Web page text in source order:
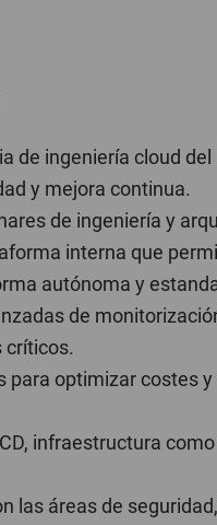
de ingeniería cloud
y mejora continua.
de ingeniería y
interna que
autónoma y
de
críticos.
para optimizar costes
infraestructura
las áreas de